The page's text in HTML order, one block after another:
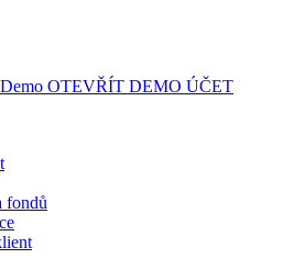
Demo OTEVŘÍT DEMO ÚČET
fondů